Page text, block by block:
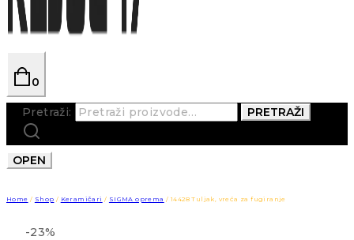
0
Pretraži: PRETRAŽI
OPEN
Home / Shop / Keramičari / SIGMA oprema / 14428 Tuljak, vreća za fugiranje
-23%